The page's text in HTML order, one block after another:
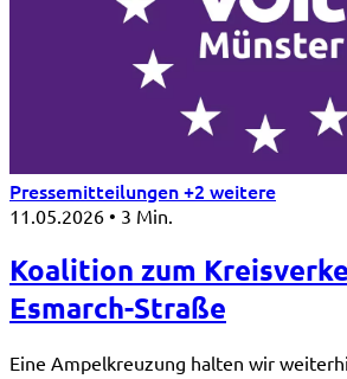
Pressemitteilungen+2 weitere
11.05.2026 • 3 Min.
Koalition zum
Esmarch-Straße
Eine Ampelkreuzung halten wir